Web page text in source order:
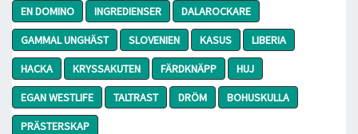
EN DOMINO
INGREDIENSER
DALAROCKARE
GAMMAL UNGHÄST
SLOVENIEN KASUS
LIBERIA
HACKA
KRYSSAKUTEN FÄRDKNÄPP
HUJ
EGAN WESTLIFE
TALTRAST DRÖM
BOHUSKULLA
PRÄSTERSKAP